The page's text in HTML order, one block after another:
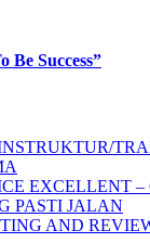
EXCELLENT –
PASTI JALAN
AND